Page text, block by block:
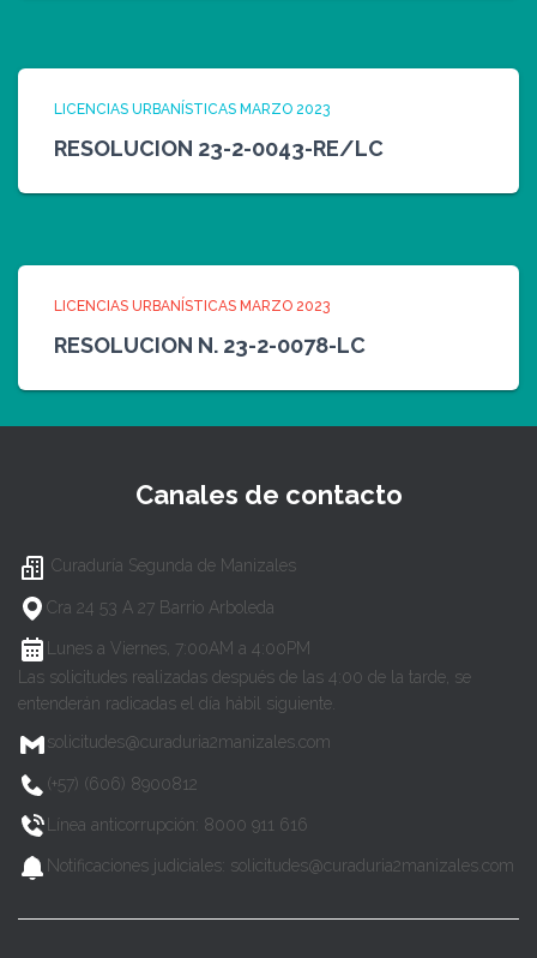
LICENCIAS URBANÍSTICAS MARZO 2023
RESOLUCION 23-2-0043-RE/LC
LICENCIAS URBANÍSTICAS MARZO 2023
RESOLUCION N. 23-2-0078-LC
Canales de contacto
Curaduría Segunda de Manizales
Cra 24 53 A 27 Barrio Arboleda
Lunes a Viernes, 7:00AM a 4:00PM
Las solicitudes realizadas después de las 4:00 de la tarde, se
entenderán radicadas el día hábil siguiente.
solicitudes@curaduria2manizales.com
(+57) (606) 8900812
Línea anticorrupción: 8000 911 616
Notificaciones judiciales: solicitudes@curaduria2manizales.com